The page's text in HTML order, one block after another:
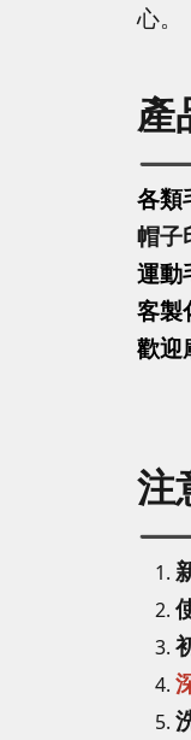
心。
產
各類
帽子
運動
客製
歡迎
注